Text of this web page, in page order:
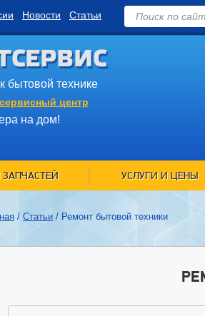
Новости Статьи
бытовой технике
центр
на дом!
УСЛУГИ И ЦЕНЫ
/ Статьи / Ремонт бытовой техники